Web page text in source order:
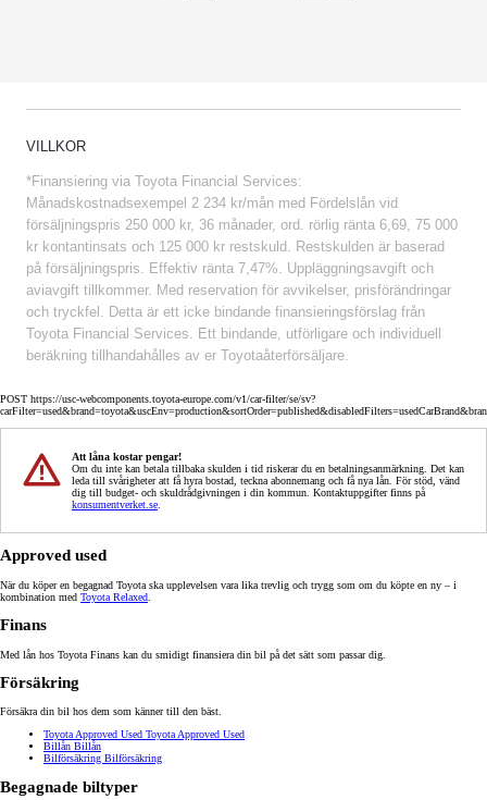
VILLKOR
*Finansiering via Toyota Financial Services:
Månadskostnadsexempel 2 234 kr/mån med Fördelslån vid
försäljningspris 250 000 kr, 36 månader, ord. rörlig ränta 6,69, 75 000
kr kontantinsats och 125 000 kr restskuld. Restskulden är baserad
på försäljningspris. Effektiv ränta 7,47%. Uppläggningsavgift och
aviavgift tillkommer. Med reservation för avvikelser, prisförändringar
och tryckfel. Detta är ett icke bindande finansieringsförslag från
Toyota Financial Services. Ett bindande, utförligare och individuell
beräkning tillhandahålles av er Toyotaåterförsäljare.
POST https://usc-webcomponents.toyota-europe.com/v1/car-filter/se/sv?
Att låna kostar pengar!
Om du inte kan betala tillbaka skulden i tid riskerar du en betalningsanmärkning. Det kan
leda till svårigheter att få hyra bostad, teckna abonnemang och få nya lån. För stöd, vänd
dig till budget- och skuldrådgivningen i din kommun. Kontaktuppgifter finns på
konsumentverket.se
Approved used
När du köper en begagnad Toyota ska upplevelsen vara lika trevlig och trygg som om du köpte en ny – i
kombination med Toyota Relaxed
Finans
Med lån hos Toyota Finans kan du smidigt finansiera din bil på det sätt som passar dig.
Försäkring
Försäkra din bil hos dem som känner till den bäst.
Toyota Approved Used Toyota Approved Used
Billån Billån
Bilförsäkring Bilförsäkring
Begagnade biltyper